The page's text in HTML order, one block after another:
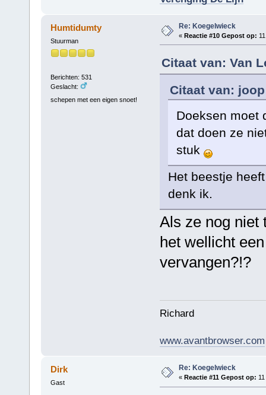
Humtidumty
Stuurman
Berichten: 531
Geslacht:
schepen met een eigen snoet!
Re: Koegelwieck
« Reactie #10 Gepost op:
Citaat van: Van
Citaat van:
Doeksen moet
dat doen ze
stuk
Het beestje
denk ik.
Als ze nog niet
het wellicht
vervangen?!?
Richard
www.avantbrowser.com
Dirk
Gast
Re: Koegelwieck
« Reactie #11 Gepost op: